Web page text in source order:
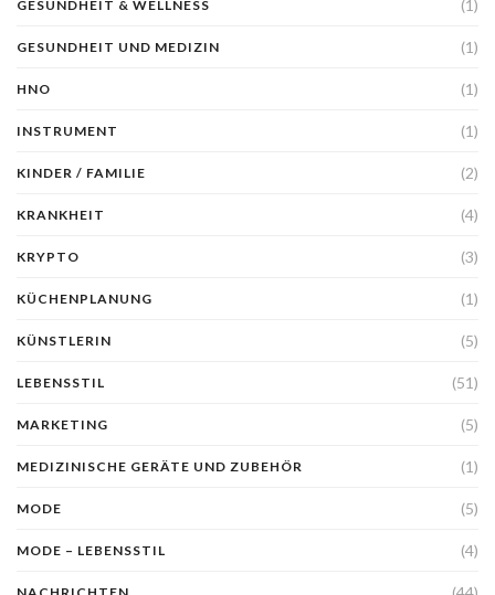
GESUNDHEIT & WELLNESS (1)
GESUNDHEIT UND MEDIZIN (1)
HNO (1)
INSTRUMENT (1)
KINDER / FAMILIE (2)
KRANKHEIT (4)
KRYPTO (3)
KÜCHENPLANUNG (1)
KÜNSTLERIN (5)
LEBENSSTIL (51)
MARKETING (5)
MEDIZINISCHE GERÄTE UND ZUBEHÖR (1)
MODE (5)
MODE – LEBENSSTIL (4)